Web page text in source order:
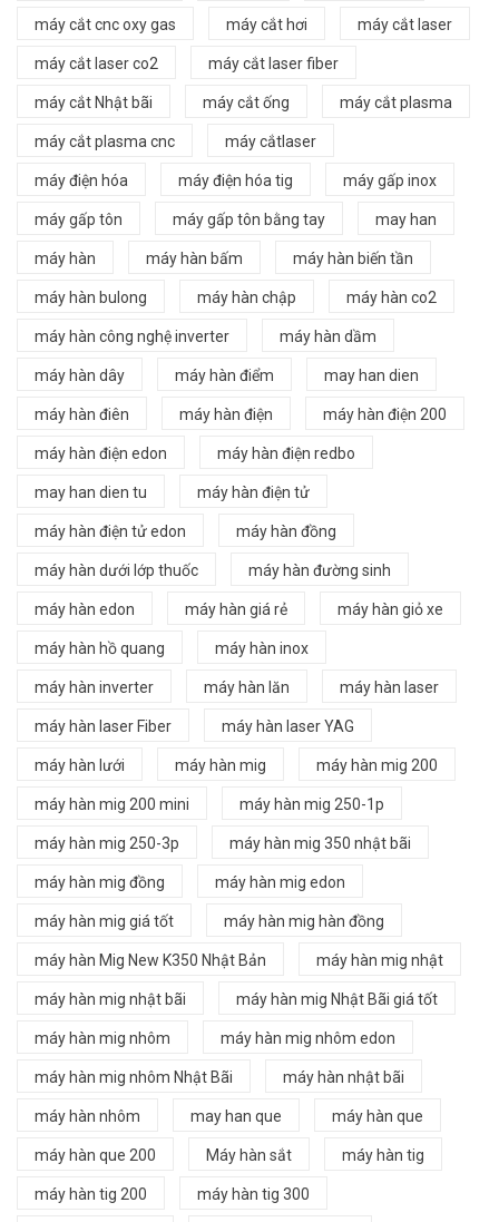
máy cắt cnc oxy gas máy cắt hơi máy cắt laser
máy cắt laser co2 máy cắt laser fiber
máy cắt Nhật bãi máy cắt ống máy cắt plasma
máy cắt plasma cnc máy cắtlaser
máy điện hóa máy điện hóa tig máy gấp inox
máy gấp tôn máy gấp tôn bằng tay may han
máy hàn máy hàn bấm máy hàn biến tần
máy hàn bulong máy hàn chập máy hàn co2
máy hàn công nghệ inverter máy hàn dầm
máy hàn dây máy hàn điểm may han dien
máy hàn điên máy hàn điện máy hàn điện 200
máy hàn điện edon máy hàn điện redbo
may han dien tu máy hàn điện tử
máy hàn điện tử edon máy hàn đồng
máy hàn dưới lớp thuốc máy hàn đường sinh
máy hàn edon máy hàn giá rẻ máy hàn giỏ xe
máy hàn hồ quang máy hàn inox
máy hàn inverter máy hàn lăn máy hàn laser
máy hàn laser Fiber máy hàn laser YAG
máy hàn lưới máy hàn mig máy hàn mig 200
máy hàn mig 200 mini máy hàn mig 250-1p
máy hàn mig 250-3p máy hàn mig 350 nhật bãi
máy hàn mig đồng máy hàn mig edon
máy hàn mig giá tốt máy hàn mig hàn đồng
máy hàn Mig New K350 Nhật Bản máy hàn mig nhật
máy hàn mig nhật bãi máy hàn mig Nhật Bãi giá tốt
máy hàn mig nhôm máy hàn mig nhôm edon
máy hàn mig nhôm Nhật Bãi máy hàn nhật bãi
máy hàn nhôm may han que máy hàn que
máy hàn que 200 Máy hàn sắt máy hàn tig
máy hàn tig 200 máy hàn tig 300